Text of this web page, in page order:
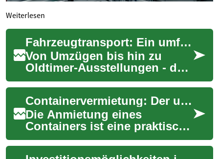
Weiterlesen
Fahrzeugtransport: Ein umfassender Leitfaden
Von Umzügen bis hin zu
Oldtimer-Ausstellungen - der
Fahrzeugtransport bietet
vielseitige Lösungen.
Entdecken Sie in d...
Containervermietung: Der ultimative Leitfaden für Privatpersonen und Unternehmen
Die Anmietung eines
Containers ist eine praktische
Lösung für verschiedenste
Entsorgungsaufgaben - vom